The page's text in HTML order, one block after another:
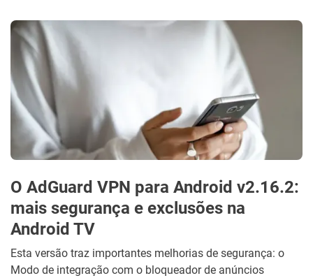
O AdGuard VPN para Android v2.16.2:
mais segurança e exclusões na
Android TV
Esta versão traz importantes melhorias de segurança: o
Modo de integração com o bloqueador de anúncios